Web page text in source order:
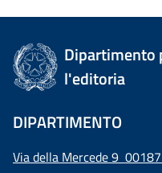
Dipartimento
l'editoria
DIPARTIMENTO
Via della Mercede 9